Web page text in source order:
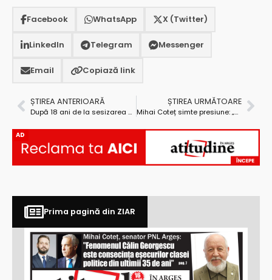
Facebook WhatsApp X (Twitter)
LinkedIn Telegram Messenger
Email Copiază link
ȘTIREA ANTERIOARĂ
După 18 ani de la sesizarea organelor penale, începe judecarea cauzei în dosarul „Metro”
ȘTIREA URMĂTOARE
Mihai Coteț simte presiune: „Sumbru spectacol!”
AD
Prima pagină din ZIAR